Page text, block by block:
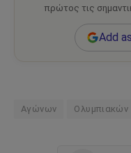
πρώτος τις
Add
Αγώνων Ολυμπιακών